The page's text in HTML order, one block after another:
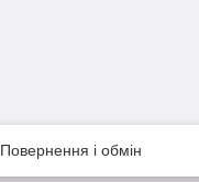
Повернення і обмін